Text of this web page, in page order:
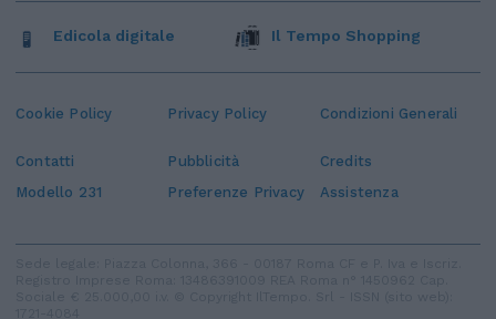
Cookie Policy Privacy Policy Condizioni Generali
Contatti Pubblicità
Credits
Modello 231
Preferenze Privacy Assistenza
Edicola digitale Il Tempo Shopping